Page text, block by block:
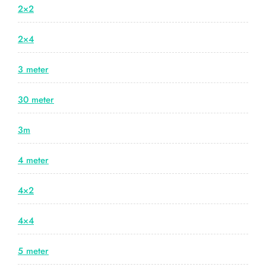
2×2
2×4
3 meter
30 meter
3m
4 meter
4×2
4×4
5 meter